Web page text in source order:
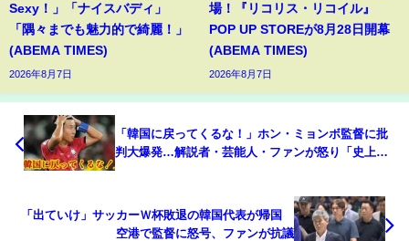
Sexy！」「ナイスバディ」
「隅々までも魅力的で綺麗！」
(ABEMA TIMES)
2026年8月7日
場！『リコリス・リコイル』
POP UP STOREが8月28日開幕
(ABEMA TIMES)
2026年8月7日
「韓国に戻ってくるな！」ホン・ミョンボ監督に批
判大爆発…解説者・芸能人・ファンが怒り「史上最
「出ていけ」サッカーＷ杯敗退の韓国代表が帰国
空港で監督に怒号、ファンが抗議